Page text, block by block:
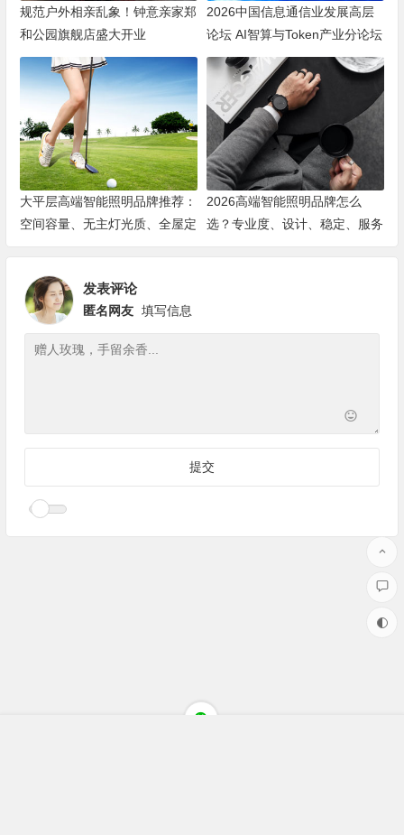
规范户外相亲乱象！钟意亲家郑
和公园旗舰店盛大开业
2026中国信息通信业发展高层
论坛 AI智算与Token产业分论坛
顺利举办
大平层高端智能照明品牌推荐：
空间容量、无主灯光质、全屋定
制、长期售后四个维度全解析
2026高端智能照明品牌怎么
选？专业度、设计、稳定、服务
四大维度深度盘点
发表评论
匿名网友 填写信息